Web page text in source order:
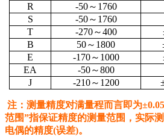
R
-50～1760
S
-50～1760
T
-270～400
B
50～1800
E
-170～1000
EA
-50～800
J
-210～1200
注：测量精度对满量程而言即为
范围”指保证精度的测量范围，实际
电偶的精度(误差)。